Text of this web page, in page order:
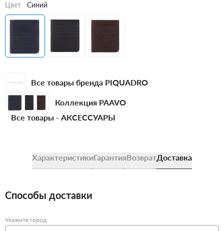
Цвет Синий
Все товары бренда PIQUADRO
Коллекция PAAVO
Все товары - АКСЕССУАРЫ
ХарактеристикиГарантияВозвратДоставка
Способы доставки
Укажите город